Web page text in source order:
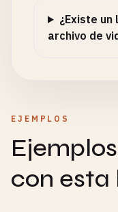
¿Existe
archivo de
EJEMPLOS
con esta